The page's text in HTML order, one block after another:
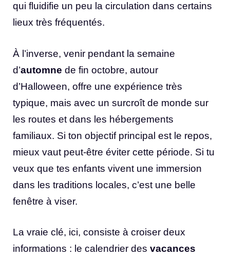
qui fluidifie un peu la circulation dans certains
lieux très fréquentés.
À l’inverse, venir pendant la semaine
d’automne de fin octobre, autour
d’Halloween, offre une expérience très
typique, mais avec un surcroît de monde sur
les routes et dans les hébergements
familiaux. Si ton objectif principal est le repos,
mieux vaut peut-être éviter cette période. Si tu
veux que tes enfants vivent une immersion
dans les traditions locales, c’est une belle
fenêtre à viser.
La vraie clé, ici, consiste à croiser deux
informations : le calendrier des vacances